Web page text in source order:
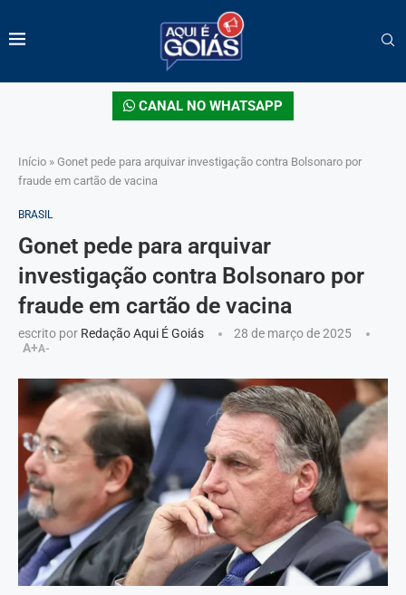
CANAL NO WHATSAPP
Início » Gonet pede para arquivar investigação contra Bolsonaro por
fraude em cartão de vacina
BRASIL
Gonet pede para arquivar
investigação contra Bolsonaro por
fraude em cartão de vacina
escrito por Redação Aqui É Goiás
28 de março de 2025
A+A-